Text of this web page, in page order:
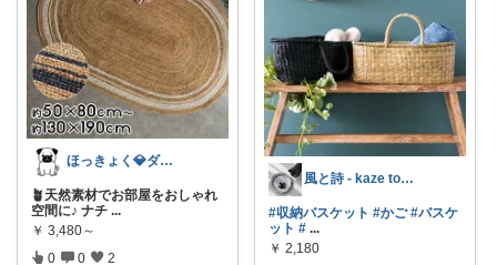
ほっきょく💎ダイヤモンド会員💎
🪴天然素材でお部屋をおしゃれ
空間に♪ ナチ ...
￥ 3,480～
0 0 2
風と詩 - kaze to uta -
#収納バスケット #かご #バスケ
ット # ...
￥ 2,180